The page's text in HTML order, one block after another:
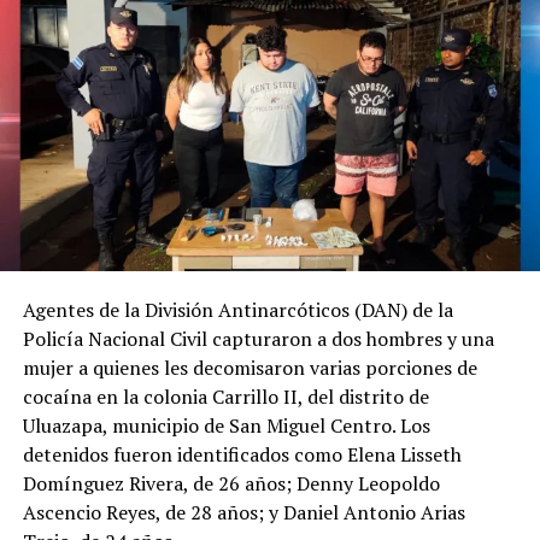
Agentes de la División Antinarcóticos (DAN) de la
Policía Nacional Civil capturaron a dos hombres y una
mujer a quienes les decomisaron varias porciones de
cocaína en la colonia Carrillo II, del distrito de
Uluazapa, municipio de San Miguel Centro. Los
detenidos fueron identificados como Elena Lisseth
Domínguez Rivera, de 26 años; Denny Leopoldo
Ascencio Reyes, de 28 años; y Daniel Antonio Arias